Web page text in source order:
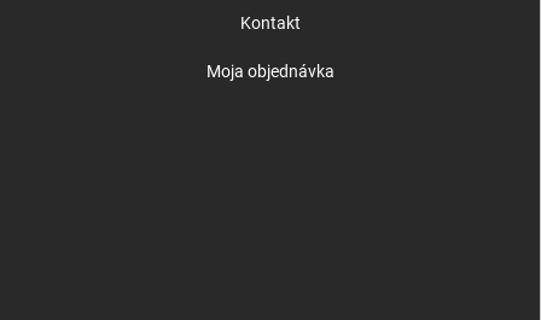
Kontakt
Moja objednávka